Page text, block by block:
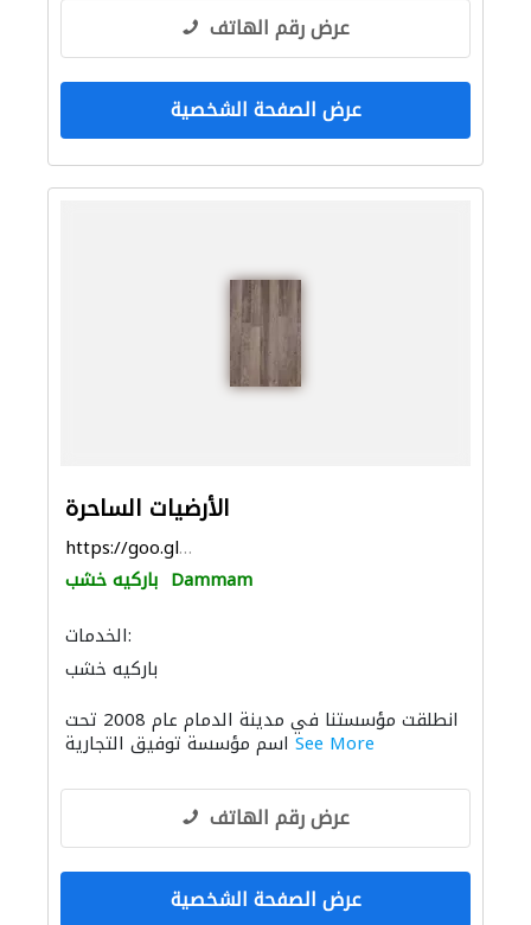
عرض رقم الهاتف
عرض الصفحة الشخصية
الأرضيات الساحرة
https://goo.gl/maps/2PoS7m4TzZusJ8N96
باركيه خشب Dammam
الخدمات:
باركيه خشب
انطلقت مؤسستنا في مدينة الدمام عام 2008 تحت
اسم مؤسسة توفيق التجاريةSee More
عرض رقم الهاتف
عرض الصفحة الشخصية